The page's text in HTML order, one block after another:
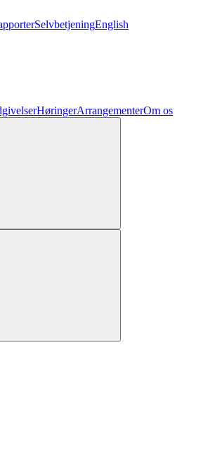
SelvbetjeningEnglish
HøringerArrangementerOm os